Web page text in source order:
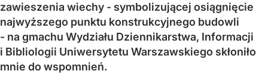
zawieszenia wiechy - symbolizującej osiągnięcie
najwyższego punktu konstrukcyjnego budowli
- na gmachu Wydziału Dziennikarstwa, Informacji
i Bibliologii Uniwersytetu Warszawskiego skłoniło
mnie do wspomnień.